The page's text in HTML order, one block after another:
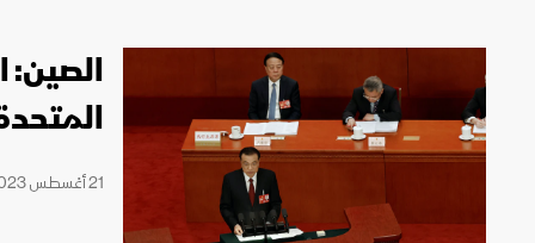
الصين:
21 أغسطس 2023 17:44